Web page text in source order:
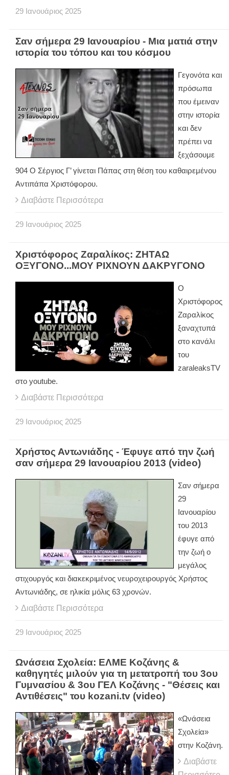
29 Ιανουάριος 2025
Σαν σήμερα 29 Ιανουαρίου - Μια ματιά στην
ιστορία του τόπου και του κόσμου
Γεγονότα και
πρόσωπα
που έμειναν
στην ιστορία
και δεν
πρέπει να
ξεχάσουμε
904 Ο Σέργιος Γ’ γίνεται Πάπας στη θέση του καθαιρεμένου
Αντιπάπα Χριστόφορου.
Διαβάστε Περισσότερα
29 Ιανουάριος 2025
Χριστόφορος Ζαραλίκος: ΖΗΤΑΩ
ΟΞΥΓΟΝΟ...ΜΟΥ ΡΙΧΝΟΥΝ ΔΑΚΡΥΓΟΝΟ
Ο
Χριστόφορος
Ζαραλίκος
ξαναχτυπά
στο κανάλι
του
zaraleaksTV
στο youtube.
Διαβάστε Περισσότερα
29 Ιανουάριος 2025
Χρήστος Αντωνιάδης - Έφυγε από την ζωή
σαν σήμερα 29 Ιανουαρίου 2013 (video)
Σαν σήμερα
29
Ιανουαρίου
του 2013
έφυγε από
την ζωή ο
μεγάλος
στιχουργός και διακεκριμένος νευροχειρουργός Χρήστος
Αντωνιάδης, σε ηλικία μόλις 63 χρονών.
Διαβάστε Περισσότερα
29 Ιανουάριος 2025
Ωνάσεια Σχολεία: ΕΛΜΕ Κοζάνης &
καθηγητές μιλούν για τη μετατροπή του 3ου
Γυμνασίου & 3ου ΓΕΛ Κοζάνης - "Θέσεις και
Αντιθέσεις" του kozani.tv (video)
«Ωνάσεια
Σχολεία»
στην Κοζάνη.
Διαβάστε